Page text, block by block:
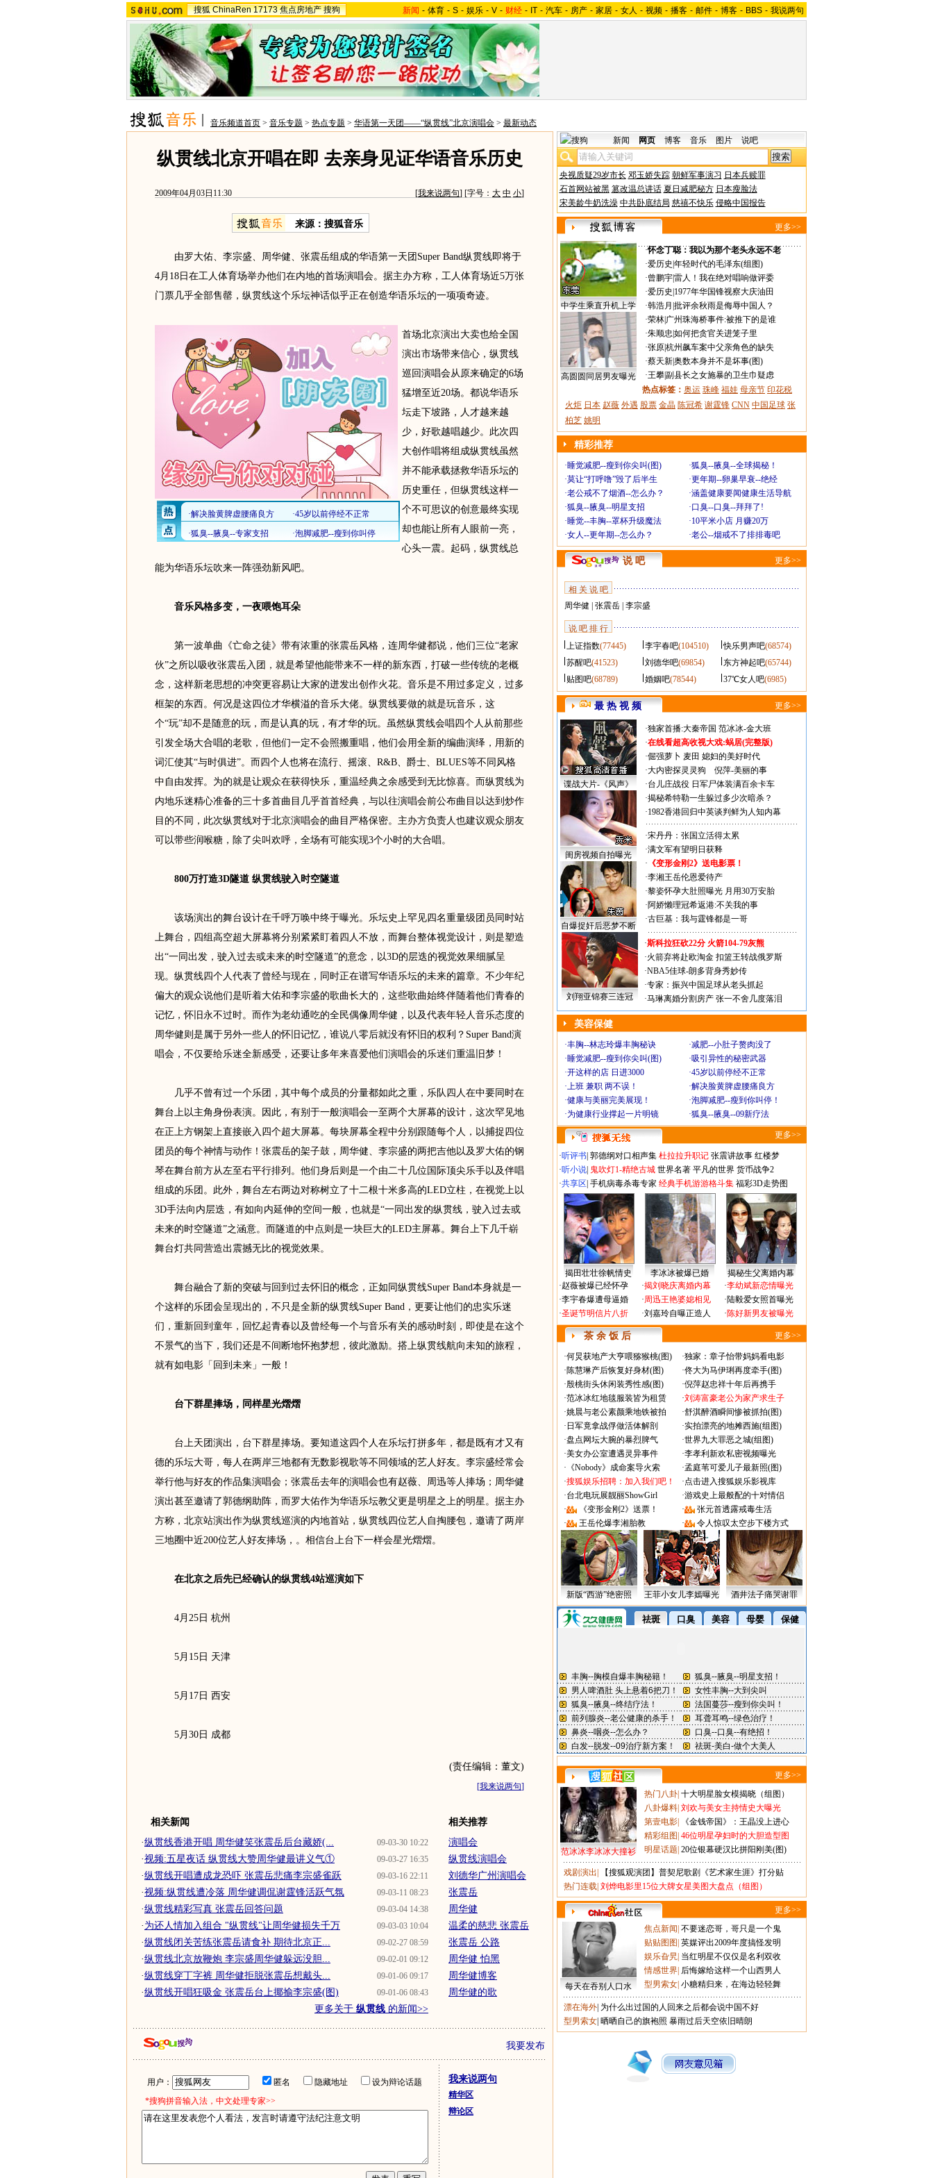
搜狐 ChinaRen 17173 焦点房地产 搜狗 新闻 - 体育 - S - 娱乐 - V - 财经 - IT - 汽车 - 房产 - 家居 - 女人 - 视频 - 播客 - 邮件 - 博客 - BBS - 我说两句
音乐频道首页 > 音乐专题 > 热点专题 > 华语第一天团——“纵贯线”北京演唱会 > 最新动态
纵贯线北京开唱在即 去亲身见证华语音乐历史
2009年04月03日11:30 [我来说两句] [字号： 大 中 小]
来源：搜狐音乐
由罗大佑、李宗盛、周华健、张震岳组成的华语第一天团Super Band纵贯线即将于
4月18日在工人体育场举办他们在内地的首场演唱会。据主办方称，工人体育场近5万张
门票几乎全部售罄，纵贯线这个乐坛神话似乎正在创造华语乐坛的一项项奇迹。
首场北京演出大卖也给全国
演出市场带来信心，纵贯线
巡回演唱会从原来确定的6场
猛增至近20场。都说华语乐
坛走下坡路，人才越来越
少，好歌越唱越少。此次四
大创作唱将组成纵贯线虽然
并不能承载拯救华语乐坛的
历史重任，但纵贯线这样一
个不可思议的创意最终实现
却也能让所有人眼前一亮，
心头一震。起码，纵贯线总
能为华语乐坛吹来一阵强劲新风吧。
音乐风格多变，一夜喂饱耳朵
第一波单曲《亡命之徒》带有浓重的张震岳风格，连周华健都说，他们三位“老家
伙”之所以吸收张震岳入团，就是希望他能带来不一样的新东西，打破一些传统的老概
念，这样新老思想的冲突更容易让大家的迸发出创作火花。音乐是不用过多定义，过多
框架的东西。何况是这四位才华横溢的音乐大佬。纵贯线要做的就是玩音乐，这
个“玩”却不是随意的玩，而是认真的玩，有才华的玩。虽然纵贯线会唱四个人从前那些
引发全场大合唱的老歌，但他们一定不会照搬重唱，他们会用全新的编曲演绎，用新的
词汇使其“与时俱进”。而四个人也将在流行、摇滚、R&B、爵士、BLUES等不同风格
中自由发挥。为的就是让观众在获得快乐，重温经典之余感受到无比惊喜。而纵贯线为
内地乐迷精心准备的三十多首曲目几乎首首经典，与以往演唱会前公布曲目以达到炒作
目的不同，此次纵贯线对于北京演唱会的曲目严格保密。主办方负责人也建议观众朋友
可以带些润喉糖，除了尖叫欢呼，全场有可能实现3个小时的大合唱。
800万打造3D隧道 纵贯线驶入时空隧道
该场演出的舞台设计在千呼万唤中终于曝光。乐坛史上罕见四名重量级团员同时站
上舞台，四组高空超大屏幕将分别紧紧盯着四人不放，而舞台整体视觉设计，则是塑造
出“一同出发，驶入过去或未来的时空隧道”的意念，以3D的层迭的视觉效果细腻呈
现。纵贯线四个人代表了曾经与现在，同时正在谱写华语乐坛的未来的篇章。不少年纪
偏大的观众说他们是听着大佑和李宗盛的歌曲长大的，这些歌曲始终伴随着他们青春的
记忆，怀旧永不过时。而作为老幼通吃的全民偶像周华健，以及代表年轻人音乐态度的
周华健则是属于另外一些人的怀旧记忆，谁说八零后就没有怀旧的权利？Super Band演
唱会，不仅要给乐迷全新感受，还要让多年来喜爱他们演唱会的乐迷们重温旧梦！
几乎不曾有过一个乐团，其中每个成员的分量都如此之重，乐队四人在中要同时在
舞台上以主角身份表演。因此，有别于一般演唱会一至两个大屏幕的设计，这次罕见地
在正上方钢架上直接嵌入四个超大屏幕。每块屏幕全程中分别跟随每个人，以捕捉四位
团员的每个神情与动作！张震岳的架子鼓，周华健、李宗盛的两把吉他以及罗大佑的钢
琴在舞台前方从左至右平行排列。他们身后则是一个由二十几位国际顶尖乐手以及伴唱
组成的乐团。此外，舞台左右两边对称树立了十二根十米多高的LED立柱，在视觉上以
3D手法向内层迭，有如向内延伸的空间一般，也就是“一同出发的纵贯线，驶入过去或
未来的时空隧道”之涵意。而隧道的中点则是一块巨大的LED主屏幕。舞台上下几千崭
舞台灯共同营造出震撼无比的视觉效果。
舞台融合了新的突破与回到过去怀旧的概念，正如同纵贯线Super Band本身就是一
个这样的乐团会呈现出的，不只是全新的纵贯线Super Band，更要让他们的忠实乐迷
们，重新回到童年，回忆起青春以及曾经每一个与音乐有关的感动时刻，即使是在这个
不景气的当下，我们还是不间断地怀抱梦想，彼此激励。搭上纵贯线航向未知的旅程，
就有如电影「回到未来」一般！
台下群星捧场，同样星光熠熠
台上天团演出，台下群星捧场。要知道这四个人在乐坛打拼多年，都是既有才又有
德的乐坛大哥，每人在两岸三地都有无数影视歌等不同领域的艺人好友。李宗盛经常会
举行他与好友的作品集演唱会；张震岳去年的演唱会也有赵薇、周迅等人捧场；周华健
演出甚至邀请了郭德纲助阵，而罗大佑作为华语乐坛教父更是明星之上的明星。据主办
方称，北京站演出作为纵贯线巡演的内地首站，纵贯线四位艺人自掏腰包，邀请了两岸
三地圈中近200位艺人好友捧场，。相信台上台下一样会星光熠熠。
在北京之后先已经确认的纵贯线4站巡演如下
4月25日 杭州
5月15日 天津
5月17日 西安
5月30日 成都
(责任编辑：董文)
[我来说两句]
相关新闻
09-03-30 10:22
·纵贯线香港开唱 周华健笑张震岳后台藏娇(...
09-03-27 16:35
·视频:五星夜话 纵贯线大赞周华健最讲义气①
09-03-16 22:11
·纵贯线开唱遭成龙恐吓 张震岳悲痛李宗盛雀跃
09-03-11 08:23
·视频:纵贯线遭冷落 周华健调侃谢霆锋活跃气氛
09-03-04 14:38
·纵贯线精彩写真 张震岳回答问题
09-03-03 10:04
· 为还人情加入组合 "纵贯线"让周华健损失千万
09-02-27 08:59
·纵贯线闭关苦练张震岳请食补 期待北京正...
09-02-01 09:12
·纵贯线北京放鞭炮 李宗盛周华健躲远没胆...
09-01-06 09:17
·纵贯线穿丁字裤 周华健拒脱张震岳想戴头...
09-01-06 08:43
·纵贯线开唱狂吸金 张震岳台上揶揄李宗盛(图)
更多关于 纵贯线 的新闻>>
相关推荐
演唱会
纵贯线演唱会
刘德华广州演唱会
张震岳
周华健
温柔的慈悲 张震岳
张震岳 公路
周华健 怕黑
周华健博客
周华健的歌
我要发布
用户： 匿名 隐藏地址
设为辩论话题
*搜狗拼音输入法，中文处理专家>>
我来说两句
精华区
辩论区
新闻 网页 博客 音乐 图片 说吧
央视质疑29岁市长 邓玉娇失踪 朝鲜军事演习 日本兵赎罪
石首网站被黑 篡改温总讲话 夏日减肥秘方 日本瘦脸法
宋美龄牛奶洗澡 中共卧底结局 慈禧不快乐 侵略中国报告
更多>>
中学生乘直升机上学
高圆圆同居男友曝光
·怀念丁聪：我以为那个老头永远不老
·爱历史 年轻时代的毛泽东(组图)
·曾鹏宇|雷人！我在绝对唱响做评委
·爱历史 1977年华国锋视察大庆油田
·韩浩月 批评余秋雨是侮辱中国人？
·荣林| 广州珠海桥事件:被推下的是谁
·朱顺忠 如何把贪官关进笼子里
·张原|杭州飙车案中父亲角色的缺失
·蔡天新|奥数本身并不是坏事(图)
·王攀|副县长之女施暴的卫生巾疑虑
热点标签： 奥运 珠峰 福娃 母亲节 印花税
火炬 日本 赵薇 外遇 股票 金晶 陈冠希 谢霆锋 CNN 中国足球 张
柏芝 姚明
精彩推荐
·睡觉减肥--瘦到你尖叫(图) ·狐臭--腋臭--全球揭秘！
·莫让“打呼噜”毁了后半生 ·更年期--卵巢早衰--绝经
·老公戒不了烟酒--怎么办？ ·涵盖健康要闻健康生活导航
·狐臭--腋臭--明星支招 ·口臭--口臭--拜拜了!
·睡觉--丰胸--罩杯升级魔法 ·10平米小店 月赚20万
·女人--更年期--怎么办？ ·老公--烟戒不了排排毒吧
说 吧 更多>>
相 关 说 吧
周华健
张震岳| 李宗盛
说 吧 排 行
上证指数(77445) 李宇春吧(104510) 快乐男声吧(68574)
苏醒吧(41523) 刘德华吧(69854) 东方神起吧(65744)
贴图吧(68789) 婚姻吧(78544) 37℃女人吧(6985)
最 热 视 频 更多>>
谍战大片-《风声》
闺房视频自拍曝光
自爆捉奸后恶梦不断
·独家首播:大秦帝国 范冰冰-金大班
·在线看超高收视大戏:蜗居(完整版)
·倔强萝卜 麦田 媳妇的美好时代
·大内密探灵灵狗
倪萍-美丽的事
·台儿庄战役 日军尸体装满百余卡车
·揭秘希特勒一生躲过多少次暗杀？
·1982香港回归中英谈判鲜为人知内幕
·宋丹丹：张国立活得太累
·满文军有望明日获释
· 《变形金刚2》送电影票！
·李湘王岳伦恩爱待产
·黎姿怀孕大肚照曝光 月用30万安胎
·阿娇懒理冠希返港:不关我的事
·古巨基：我与霆锋都是一哥
刘翔亚锦赛三连冠
·斯科拉狂砍22分 火箭104-79灰熊
·火箭弃将赴欧淘金 扣篮王转战俄罗斯
·NBA5佳球-朗多背身秀妙传
·专家：振兴中国足球从老头抓起
·马琳离婚分割房产 张一不舍几度落泪
美容保健
·丰胸--林志玲爆丰胸秘诀 ·减肥--小肚子赘肉没了
·睡觉减肥--瘦到你尖叫(图) ·吸引异性的秘密武器
·开这样的店 日进3000 ·45岁以前停经不正常
·上班 兼职 两不误！ ·解决脸黄脾虚腰痛良方
·健康与美丽完美展现！ ·泡脚减肥--瘦到你叫停！
·为健康行业撑起一片明镜 ·狐臭--腋臭--09新疗法
更多>>
·听评书 郭德纲对口相声集 杜拉拉升职记 张震讲故事 红楼梦
·听小说 鬼吹灯1-精绝古城 世界名著 平凡的世界 货币战争2
·共享区 手机病毒杀毒专家 经典手机游游格斗集 福彩3D走势图
揭田壮壮徐帆情史 李冰冰被爆已婚
揭秘生父离婚内幕
·赵薇被爆已经怀孕
·李宇春爆遭母逼婚
·圣诞节明信片八折
·揭刘晓庆离婚内幕
·周迅王艳婆媳相见
·刘嘉玲自曝正造人
·李幼斌新恋情曝光
·陆毅爱女照首曝光
·陈好新男友被曝光
茶 余 饭 后 更多>>
·何炅获地产大亨喂猕猴桃(图) ·独家：章子怡带妈妈看电影
·陈慧琳产后恢复好身材(图) ·佟大为马伊琍再度牵手(图)
·殷桃街头休闲装秀性感(图) ·倪萍赵忠祥十年后再携手
·范冰冰红地毯服装皆为租赁 ·刘涛富豪老公为家产求生子
·姚晨与老公素颜乘地铁被拍 ·舒淇醉酒瞬间惨被抓拍(图)
· 日军竟拿战俘做活体解剖 ·实拍漂亮的地摊西施(组图)
·盘点网坛大腕的暴烈脾气 ·世界九大罪恶之城(组图)
·美女办公室遭遇灵异事件 ·李孝利新欢私密视频曝光
· 《Nobody》成命案导火索 ·孟庭苇可爱儿子最新照(图)
·搜狐娱乐招聘：加入我们吧！ ·点击进入搜狐娱乐影视库
·台北电玩展靓丽ShowGirl ·游戏史上最般配的十对情侣
·
《变形金刚2》送票！ ·
张元首透露戒毒生活
·
王岳伦爆李湘胎教 · 令人惊叹太空步下楼方式
新版“西游”绝密照 王菲小女儿李嫣曝光 酒井法子痛哭谢罪
更多>>
范冰冰李冰冰大撞衫
热门八卦 十大明星脸女模揭晓（组图）
八卦爆料 刘欢与美女主持情史大曝光
第壹电影
《金钱帝国》：王晶没上进心
精彩组图 46位明星孕妇时的大胆造型图
明星话题 20位银幕硬汉比拼阳刚美(图)
戏剧演出
【搜狐观演团】普契尼歌剧《艺术家生涯》打分贴
热门连载 刘烨电影里15位大牌女星美图大盘点（组图）
更多>>
每天在吞别人口水
焦点新闻 不要迷恋哥，哥只是一个鬼
贴贴图图 英媒评出2009年度搞怪发明
娱乐旮旯 当红明星不仅仅是名利双收
情感世界 后悔嫁给这样一个山西男人
型男索女 小糖精归来，在海边轻轻舞
漂在海外 为什么出过国的人回来之后都会说中国不好
型男索女 晒晒自己的旗袍照 暴雨过后天空依旧晴朗